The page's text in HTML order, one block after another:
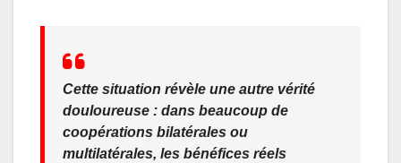
Cette situation révèle une autre vérité
douloureuse : dans beaucoup de
coopérations bilatérales ou
multilatérales, les bénéfices réels